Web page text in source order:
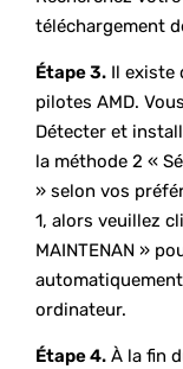
téléchargement
Étape 3. Il existe
pilotes AMD.
Détecter et
la méthode 2 «
» selon vos
1, alors veuillez
MAINTENAN »
ordinateur.
Étape 4. À la fin